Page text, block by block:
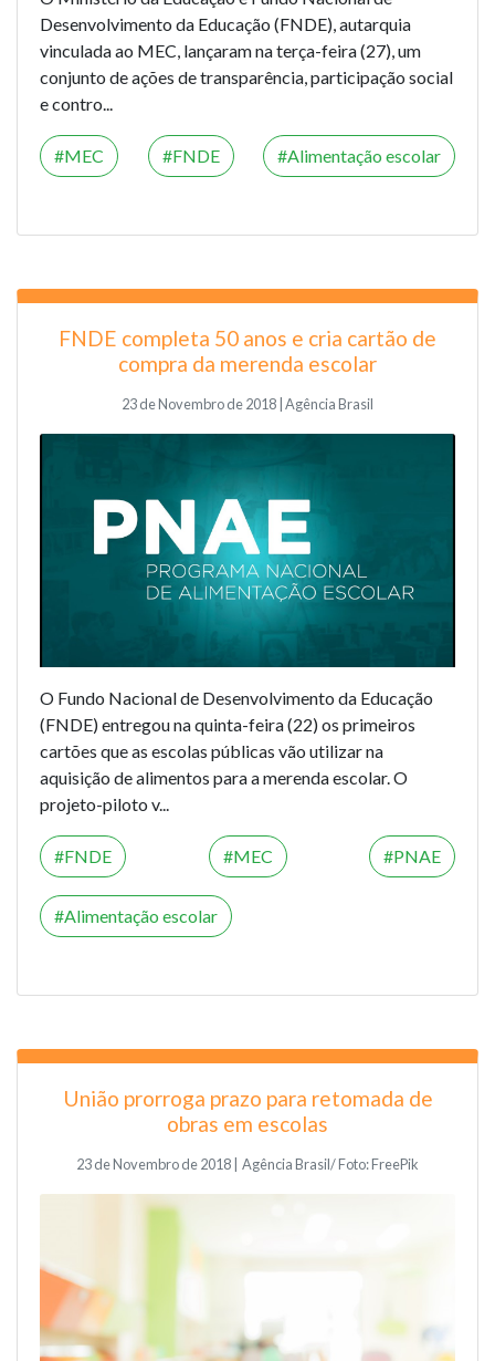
Desenvolvimento da Educação (FNDE), autarquia
vinculada ao MEC, lançaram na terça-feira (27), um
conjunto de ações de transparência, participação social
e contro...
MEC FNDE Alimentação escolar
FNDE completa 50 anos e cria cartão de
compra da merenda escolar
23 de Novembro de 2018 | Agência Brasil
O Fundo Nacional de Desenvolvimento da Educação
(FNDE) entregou na quinta-feira (22) os primeiros
cartões que as escolas públicas vão utilizar na
aquisição de alimentos para a merenda escolar. O
projeto-piloto v...
FNDE MEC PNAE
Alimentação escolar
União prorroga prazo para retomada de
obras em escolas
23 de Novembro de 2018 | Agência Brasil/ Foto: FreePik